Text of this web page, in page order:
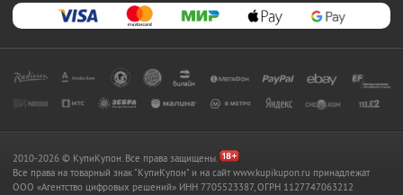
2010-2026 © КупиКупон. Все права защищены.
Все права на товарный знак "КупиКупон" и на сайт www.kupikupon.ru принадлежат
OOO «Агентство цифровых решений» ИНН 7705523387, ОГРН 1127747063212